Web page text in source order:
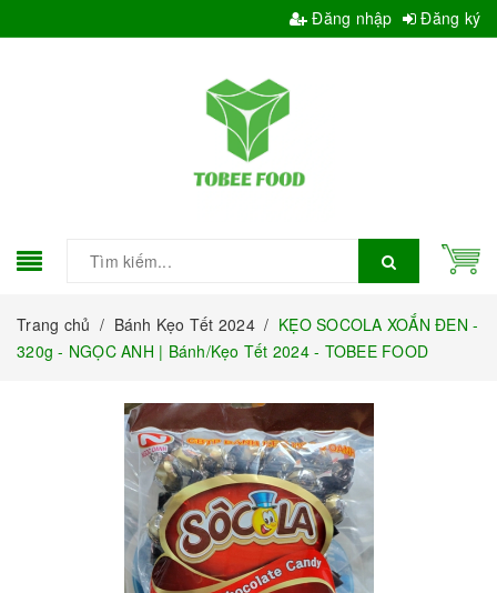
Đăng nhập Đăng ký
Trang chủ / Bánh Kẹo Tết 2024 / KẸO SOCOLA XOẮN ĐEN -
320g - NGỌC ANH | Bánh/Kẹo Tết 2024 - TOBEE FOOD